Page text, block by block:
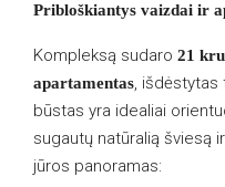
Pribloškiantys vaizdai ir
Kompleksą sudaro 21
apartamentas, išdėstytas
būstas yra idealiai
sugautų natūralią šviesą
jūros panoramas: